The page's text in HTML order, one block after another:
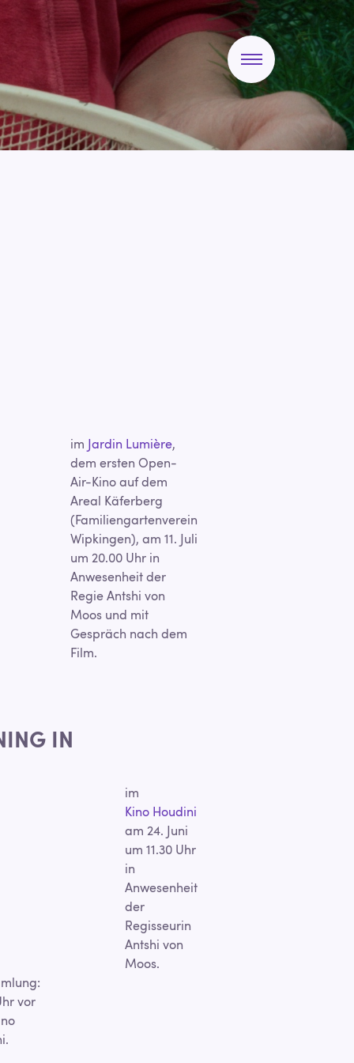
im Jardin Lumière,
dem ersten Open-
Air-Kino auf dem
Areal Käferberg
(Familiengartenverein
Wipkingen), am 11. Juli
um 20.00 Uhr in
Anwesenheit der
Regie Antshi von
Moos und mit
Gespräch nach dem
Film.
IN
im
Kino Houdini
am 24. Juni
um 11.30 Uhr
in
Anwesenheit
der
Regisseurin
Antshi von
Moos.
vor